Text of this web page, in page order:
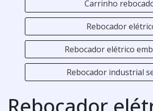
Carrinho
Rebocador
Rebocador elétrico
Rebocador industrial